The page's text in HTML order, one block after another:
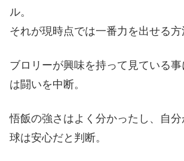
ル。
それが現時点では一番力を出せる方
ブロリーが興味を持って見ている
は闘いを中断。
悟飯の強さはよく分かったし、自
球は安心だと判断。